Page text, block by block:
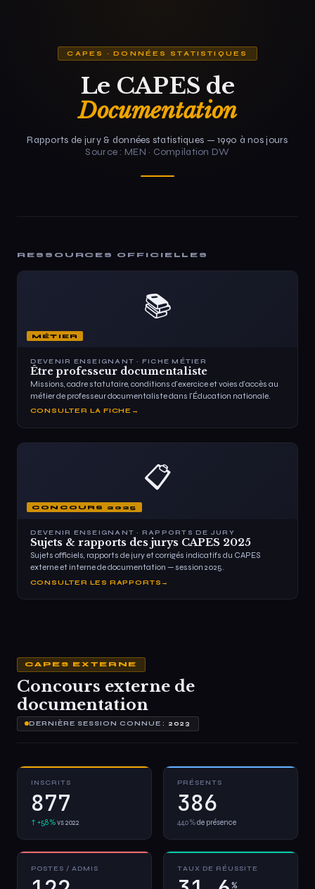
CAPES · DONNÉES STATISTIQUES
Le CAPES de
Documentation
Rapports de jury & données statistiques — 1990 à nos jours
Source : MEN · Compilation DW
RESSOURCES OFFICIELLES
📚
MÉTIER
DEVENIR ENSEIGNANT · FICHE MÉTIER
Être professeur documentaliste
Missions, cadre statutaire, conditions d'exercice et voies d'accès au
métier de professeur documentaliste dans l'Éducation nationale.
CONSULTER LA FICHE →
📋
CONCOURS 2025
DEVENIR ENSEIGNANT · RAPPORTS DE JURY
Sujets & rapports des jurys CAPES 2025
Sujets officiels, rapports de jury et corrigés indicatifs du CAPES
externe et interne de documentation — session 2025.
CONSULTER LES RAPPORTS →
CAPES EXTERNE
Concours externe de
documentation
DERNIÈRE SESSION CONNUE : 2023
INSCRITS
877
↑ +5,8 %vs 2022
PRÉSENTS
386
44,0 %de présence
POSTES / ADMIS TAUX DE RÉUSSITE
%